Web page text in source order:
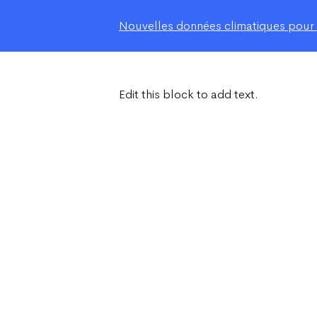
Nouvelles données climatiques
Edit this block to add text.